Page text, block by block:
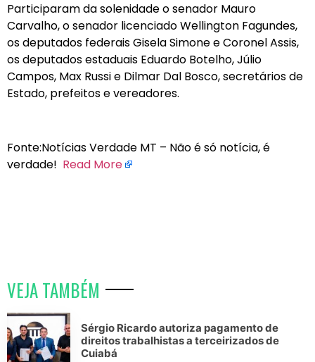
Participaram da solenidade o senador Mauro
Carvalho, o senador licenciado Wellington Fagundes,
os deputados federais Gisela Simone e Coronel Assis,
os deputados estaduais Eduardo Botelho, Júlio
Campos, Max Russi e Dilmar Dal Bosco, secretários de
Estado, prefeitos e vereadores.
Fonte:Notícias Verdade MT – Não é só notícia, é
verdade! Read More
VEJA TAMBÉM
Sérgio Ricardo autoriza pagamento de
direitos trabalhistas a terceirizados de
Cuiabá